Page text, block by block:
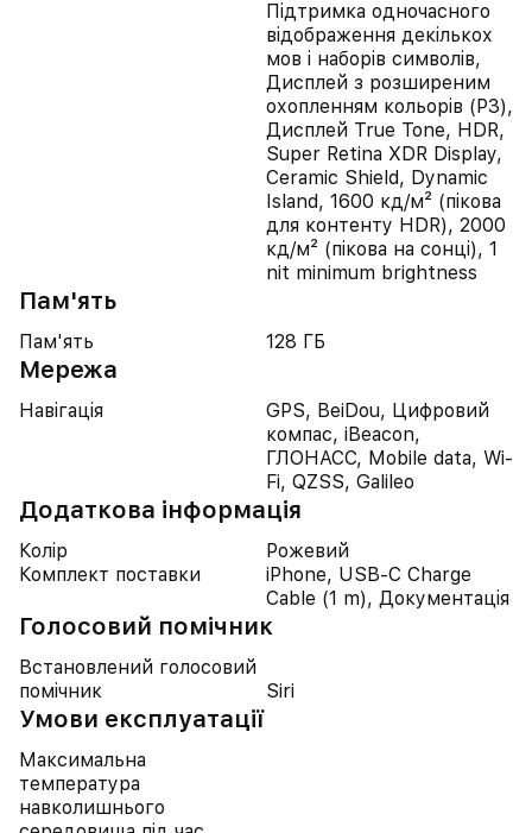
Підтримка одночасного
відображення декількох
мов і наборів символів,
Дисплей з розширеним
охопленням кольорів (P3),
Дисплей True Tone, HDR,
Super Retina XDR Display,
Ceramic Shield, Dynamic
Island, 1600 кд/м² (пікова
для контенту HDR), 2000
кд/м² (пікова на сонці), 1
nit minimum brightness
Пам'ять
Пам'ять 128 ГБ
Мережа
Навігація
GPS, BeiDou, Цифровий
компас, iBeacon,
ГЛОНАСС, Mobile data, Wi-
Fi, QZSS, Galileo
Додаткова інформація
Колір
Рожевий
Комплект поставки
iPhone, USB-C Charge
Cable (1 m), Документація
Голосовий помічник
Встановлений голосовий
помічник
Siri
Умови експлуатації
Максимальна
температура
навколишнього